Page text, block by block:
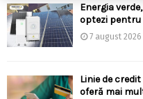
Energia
optezi pentru
7 august 2026
Linie de
oferă mai